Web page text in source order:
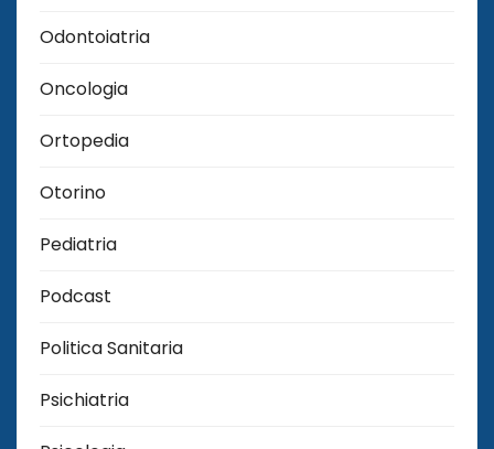
Odontoiatria
Oncologia
Ortopedia
Otorino
Pediatria
Podcast
Politica Sanitaria
Psichiatria